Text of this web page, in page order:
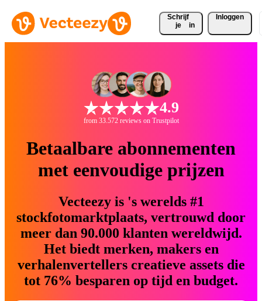
Schrijf
je
in
Inloggen
4.9
from 33.572 reviews on Trustpilot
Betaalbare abonnementen
met eenvoudige prijzen
Vecteezy is 's werelds #1
stockfotomarktplaats, vertrouwd door
meer dan 90.000 klanten wereldwijd.
Het biedt merken, makers en
verhalenvertellers creatieve assets die
tot 76% besparen op tijd en budget.